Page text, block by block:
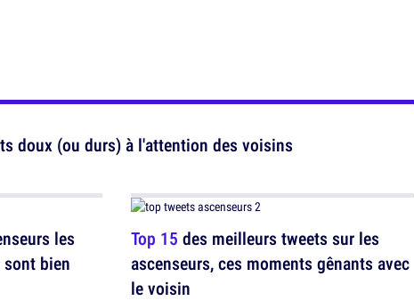
doux (ou durs) à l'attention des voisins
les
bien
Top 15 des meilleurs tweets sur les
ascenseurs, ces moments gênants avec
le voisin